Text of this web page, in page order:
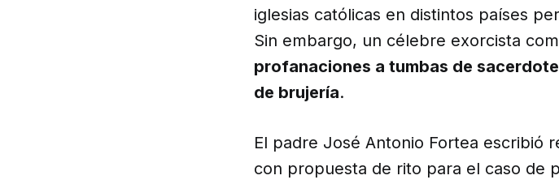
iglesias católicas en distintos países
Sin embargo, un célebre exorcista
profanaciones a tumbas de
de brujería.
El padre José Antonio Fortea escribió
con propuesta de rito para el caso de